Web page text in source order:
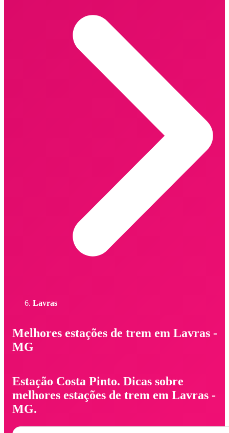
Lavras
Melhores estações de trem em Lavras -
MG
Estação Costa Pinto. Dicas sobre
melhores estações de trem em Lavras -
MG.